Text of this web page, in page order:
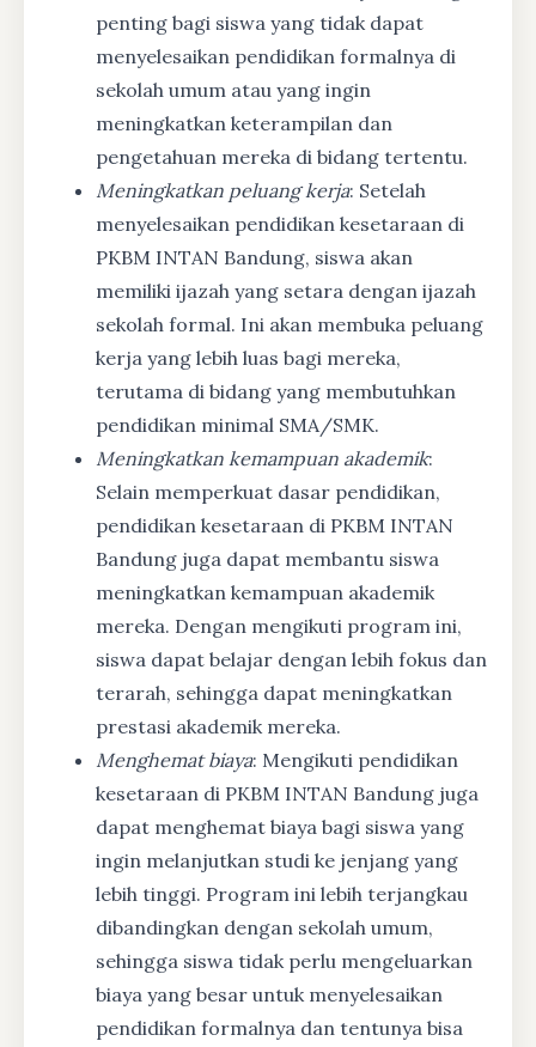
penting bagi siswa yang tidak dapat
menyelesaikan pendidikan formalnya di
sekolah umum atau yang ingin
meningkatkan keterampilan dan
pengetahuan mereka di bidang tertentu.
Meningkatkan peluang kerja: Setelah
menyelesaikan pendidikan kesetaraan di
PKBM INTAN Bandung, siswa akan
memiliki ijazah yang setara dengan ijazah
sekolah formal. Ini akan membuka peluang
kerja yang lebih luas bagi mereka,
terutama di bidang yang membutuhkan
pendidikan minimal SMA/SMK.
Meningkatkan kemampuan akademik:
Selain memperkuat dasar pendidikan,
pendidikan kesetaraan di PKBM INTAN
Bandung juga dapat membantu siswa
meningkatkan kemampuan akademik
mereka. Dengan mengikuti program ini,
siswa dapat belajar dengan lebih fokus dan
terarah, sehingga dapat meningkatkan
prestasi akademik mereka.
Menghemat biaya: Mengikuti pendidikan
kesetaraan di PKBM INTAN Bandung juga
dapat menghemat biaya bagi siswa yang
ingin melanjutkan studi ke jenjang yang
lebih tinggi. Program ini lebih terjangkau
dibandingkan dengan sekolah umum,
sehingga siswa tidak perlu mengeluarkan
biaya yang besar untuk menyelesaikan
pendidikan formalnya dan tentunya bisa